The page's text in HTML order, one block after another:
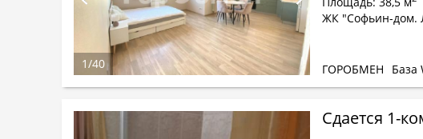
ЖК "Софьин-дом.
ГОРОБМЕН База
1/40
Сдается 1-